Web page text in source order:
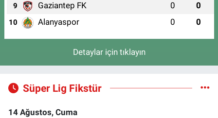
9 Gaziantep FK 0 0
10 Alanyaspor 0 0
Detaylar için tıklayın
Süper Lig Fikstür
14 Ağustos, Cuma